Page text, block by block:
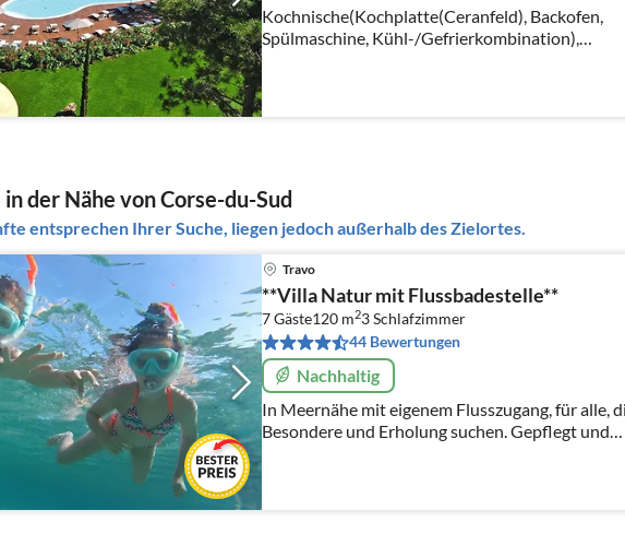
Kochnische(Kochplatte(Ceranfeld), Backofen,
Spülmaschine, Kühl-/Gefrierkombination),
Wohn/Esszimmer(Doppelschlafcouch, TV),
der Nähe von Corse-du-Sud
entsprechen Ihrer Suche, liegen jedoch außerhalb des Zielortes.
Travo
**Villa Natur mit Flussbadestelle**
7 Gäste120 m23Schlafzimmer
44 Bewertungen
Nachhaltig
In Meernähe mit eigenem Flusszugang, für alle,
Besondere und Erholung suchen. Gepflegt und
komfortabel eingerichtete Villa mit
Garten in einmaliger Naturlage